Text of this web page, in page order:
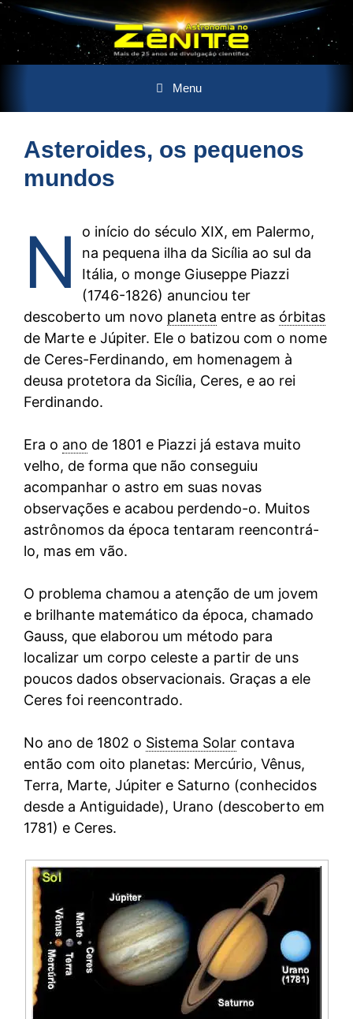
o
conteúdo
Menu
Asteroides, os pequenos
mundos
N
o início do século XIX, em Palermo,
na pequena ilha da Sicília ao sul da
Itália, o monge Giuseppe Piazzi
(1746-1826) anunciou ter
descoberto um novo planeta entre as órbitas
de Marte e Júpiter. Ele o batizou com o nome
de Ceres-Ferdinando, em homenagem à
deusa protetora da Sicília, Ceres, e ao rei
Ferdinando.
Era o ano de 1801 e Piazzi já estava muito
velho, de forma que não conseguiu
acompanhar o astro em suas novas
observações e acabou perdendo-o. Muitos
astrônomos da época tentaram reencontrá-
lo, mas em vão.
O problema chamou a atenção de um jovem
e brilhante matemático da época, chamado
Gauss, que elaborou um método para
localizar um corpo celeste a partir de uns
poucos dados observacionais. Graças a ele
Ceres foi reencontrado.
No ano de 1802 o Sistema Solar contava
então com oito planetas: Mercúrio, Vênus,
Terra, Marte, Júpiter e Saturno (conhecidos
desde a Antiguidade), Urano (descoberto em
1781) e Ceres.